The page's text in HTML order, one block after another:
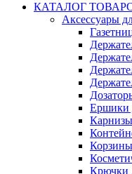
КАТАЛОГ
Аксессуары
Ершики
Крючки